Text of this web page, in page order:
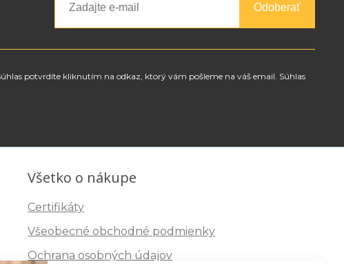
Odoberať
potvrdíte kliknutím na odkaz, ktorý vám pošleme na váš email. Súhlas
Všetko o nákupe
Certifikáty
Všeobecné obchodné podmienky
Ochrana osobných údajov